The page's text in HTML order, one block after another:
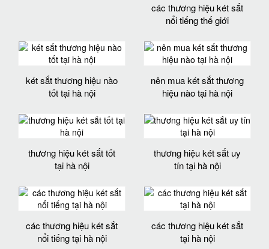
các thương hiệu két sắt
nổi tiếng thế giới
két sắt thương hiệu nào
tốt tại hà nội
nên mua két sắt thương
hiệu nào tại hà nội
thương hiệu két sắt tốt
tại hà nội
thương hiệu két sắt uy
tín tại hà nội
các thương hiệu két sắt
nổi tiếng tại hà nội
các thương hiệu két sắt
tại hà nội